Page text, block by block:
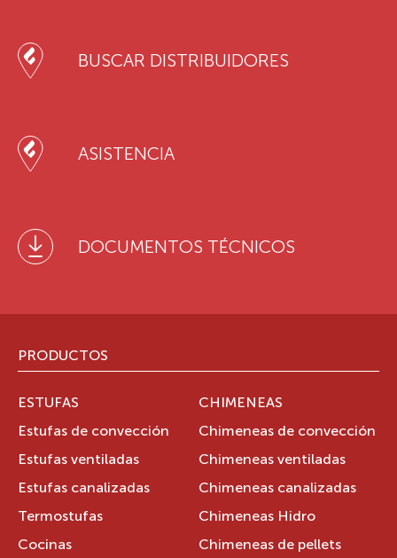
BUSCAR DISTRIBUIDORES
ASISTENCIA
DOCUMENTOS TÉCNICOS
PRODUCTOS
ESTUFAS
Estufas de convección
Estufas ventiladas
Estufas canalizadas
Termostufas
Cocinas
CHIMENEAS
Chimeneas de convección
Chimeneas ventiladas
Chimeneas canalizadas
Chimeneas Hidro
Chimeneas de pellets